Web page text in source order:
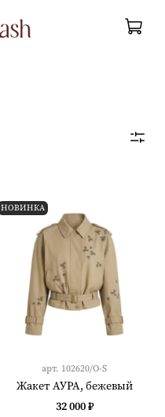
НОВИНКА
арт. 102620/O-S
Жакет АУРА, бежевый
32 000 ₽